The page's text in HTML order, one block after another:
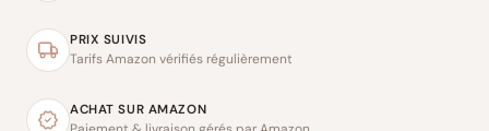
PRIX SUIVIS
Tarifs Amazon vérifiés régulièrement
ACHAT SUR AMAZON